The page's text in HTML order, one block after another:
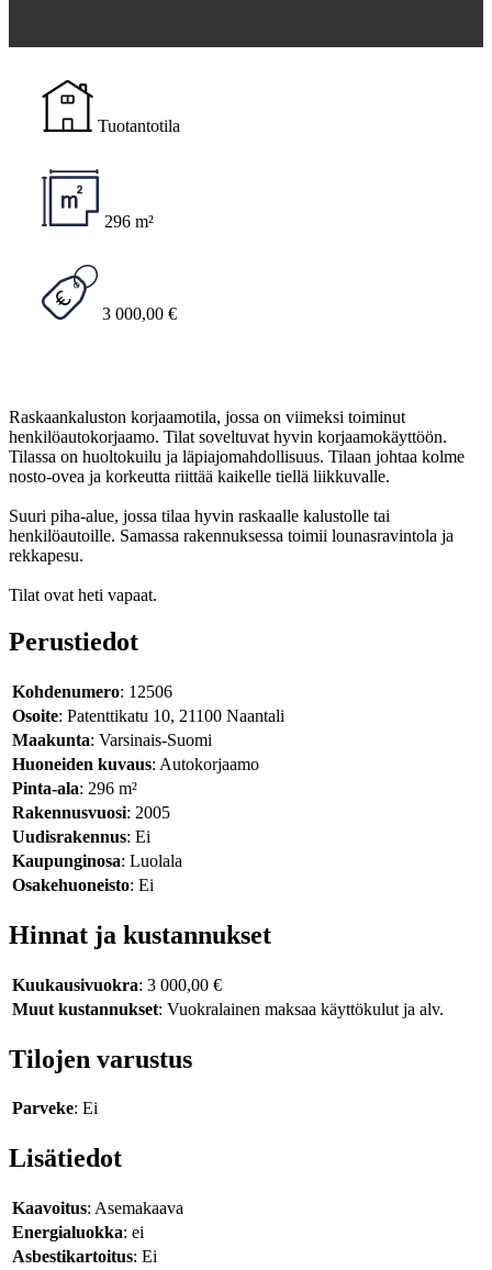
Tuotantotila
296 m²
3 000,00 €
Raskaankaluston korjaamotila, jossa on viimeksi toiminut
henkilöautokorjaamo. Tilat soveltuvat hyvin korjaamokäyttöön.
Tilassa on huoltokuilu ja läpiajomahdollisuus. Tilaan johtaa kolme
nosto-ovea ja korkeutta riittää kaikelle tiellä liikkuvalle.
Suuri piha-alue, jossa tilaa hyvin raskaalle kalustolle tai
henkilöautoille. Samassa rakennuksessa toimii lounasravintola ja
rekkapesu.
Tilat ovat heti vapaat.
Perustiedot
Kohdenumero: 12506
Osoite: Patenttikatu 10, 21100 Naantali
Maakunta: Varsinais-Suomi
Huoneiden kuvaus: Autokorjaamo
Pinta-ala: 296 m²
Rakennusvuosi: 2005
Uudisrakennus: Ei
Kaupunginosa: Luolala
Osakehuoneisto: Ei
Hinnat ja kustannukset
Kuukausivuokra: 3 000,00 €
Muut kustannukset: Vuokralainen maksaa käyttökulut ja alv.
Tilojen varustus
Parveke: Ei
Lisätiedot
Kaavoitus: Asemakaava
Energialuokka: ei
Asbestikartoitus: Ei